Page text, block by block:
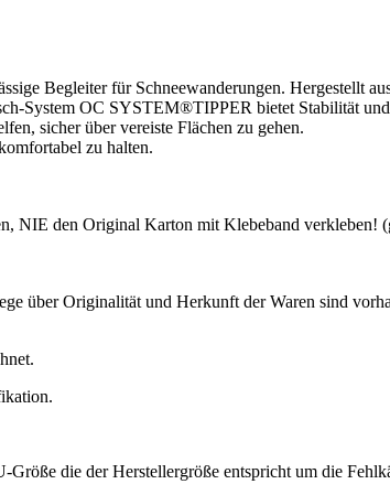
Begleiter für Schneewanderungen. Hergestellt
System OC SYSTEM®TIPPER bietet Stabilität und
sicher über vereiste Flächen zu gehen.
zu halten.
NIE den Original Karton mit Klebeband verkleben!
über Originalität und Herkunft der Waren sind
die der Herstellergröße entspricht um die